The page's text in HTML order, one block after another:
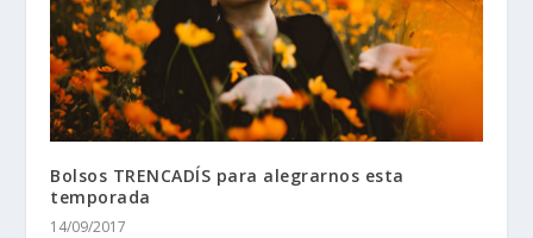
Bolsos TRENCADÍS para alegrarnos esta
temporada
14/09/2017